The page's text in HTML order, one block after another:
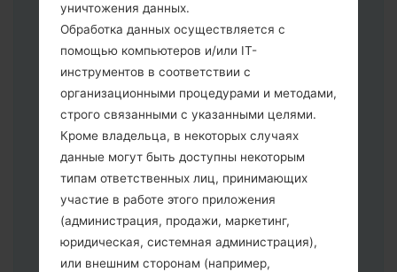
Скачайте на свой ПК:Odin 3.
Далее загрузите и распакуйте файл
прошивки.
Вам необходимо 1 (Выбрать 1 файл
прошивки здесь) или 5 (Выбрать 5
файл прошивки здесь) файлов для
уничтожения данных.
Обработка данных осуществляется с
помощью компьютеров и/или IT-
инструментов в соответствии с
организационными процедурами и методами,
строго связанными с указанными целями.
Кроме владельца, в некоторых случаях
данные могут быть доступны некоторым
типам ответственных лиц, принимающих
участие в работе этого приложения
(администрация, продажи, маркетинг,
юридическая, системная администрация),
или внешним сторонам (например,